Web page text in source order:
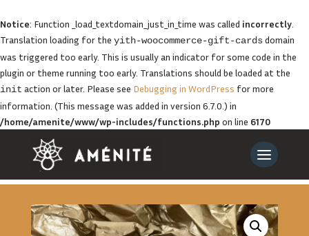
Notice: Function _load_textdomain_just_in_time was called incorrectly
Translation loading for the yith-woocommerce-gift-cardsdomain
was triggered too early. This is usually an indicator for some code in the
plugin or theme running too early. Translations should be loaded at the
init action or later. Please see Debugging in WordPress for more
information. (This message was added in version 6.7.0.) in
/home/amenite/www/wp-includes/functions.php on line 6170